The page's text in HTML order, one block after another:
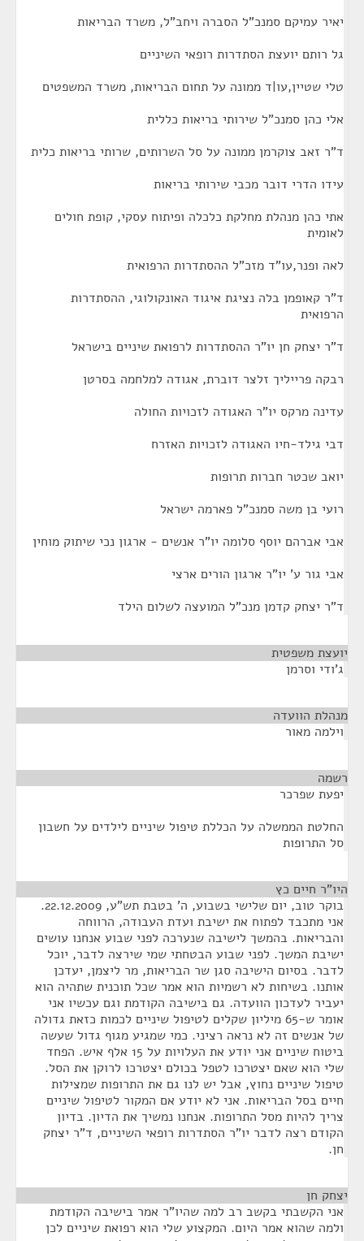
יאיר עמיקם סמנכ"ל הסברה ויחב"ל, משרד הבריאות
גל רותם יועצת הסתדרות רופאי השיניים
טלי שטיין,עו|ד ממונה על תחום הבריאות, משרד המשפטים
אלי כהן סמנכ"ל שירותי בריאות כללית
ד"ר זאב צוקרמן ממונה על סל השרותים, שרותי בריאות כלית
עידו הדרי דובר מכבי שירותי בריאות
אתי כהן מנהלת מחלקת כלכלה ופיתוח עסקי, קופת חולים
לאומית
לאה ופנר,עו"ד מזכ"ל ההסתדרות הרפואית
ד"ר קאופמן בלה נציגת איגוד האונקולוגי, ההסתדרות
הרפואית
ד"ר יצחק חן יו"ר ההסתדרות לרפואת שיניים בישראל
רבקה פרייליך זלצר דוברת, אגודה למלחמה בסרטן
עדינה מרקס יו"ר האגודה לזכויות החולה
דבי גילד-חיו האגודה לזכויות האזרח
יואב שכטר חברות תרופות
רועי בן משה סמנכ"ל פארמה ישראל
אבי אברהם יוסף סלומה יו"ר אנשים - ארגון נכי שיתוק מוחין
אבי גור ע' יו"ר ארגון הורים ארצי
ד"ר יצחק קדמן מנכ"ל המועצה לשלום הילד
יועצת משפטית
ג'ודי וסרמן
מנהלת הוועדה
וילמה מאור
רשמה
יפעת שפרכר
החלטת הממשלה על הכללת טיפול שיניים לילדים על חשבון
סל התרופות
היו"ר חיים כץ
בוקר טוב, יום שלישי בשבוע, ה' בטבת תש"ע, 22.12.2009.
אני מתכבד לפתוח את ישיבת ועדת העבודה, הרווחה
והבריאות. בהמשך לישיבה שנערכה לפני שבוע אנחנו עושים
ישיבת המשך. לפני שבוע הבטחתי שמי שירצה לדבר, יוכל
לדבר. בסיום הישיבה סגן שר הבריאות, מר ליצמן, יעדכן
אותנו. בשיחות לא רשמיות הוא אמר שכל תוכנית שתהיה הוא
יעביר לעדכון הוועדה. גם בישיבה הקודמת וגם עכשיו אני
אומר ש-65 מיליון שקלים לטיפול שיניים לכמות כזאת גדולה
של אנשים זה לא נראה רציני. כמי שמגיע מגוף גדול שעשה
ביטוח שיניים אני יודע את העלויות על 15 אלף איש. הפחד
שלי הוא שאם יצטרכו לטפל בכולם יצטרכו לרוקן את הסל.
טיפול שיניים נחוץ, אבל יש לנו גם את התרופות שמצילות
חיים בסל הבריאות. אני לא יודע אם המקור לטיפול שיניים
צריך להיות מסל התרופות. אנחנו נמשיך את הדיון. בדיון
הקודם רצה לדבר יו"ר הסתדרות רופאי השיניים, ד"ר יצחק
חן.
יצחק חן
אני הקשבתי בקשב רב למה שהיו"ר אמר בישיבה הקודמת
ולמה שהוא אמר היום. המקצוע שלי הוא רפואת שיניים לכן